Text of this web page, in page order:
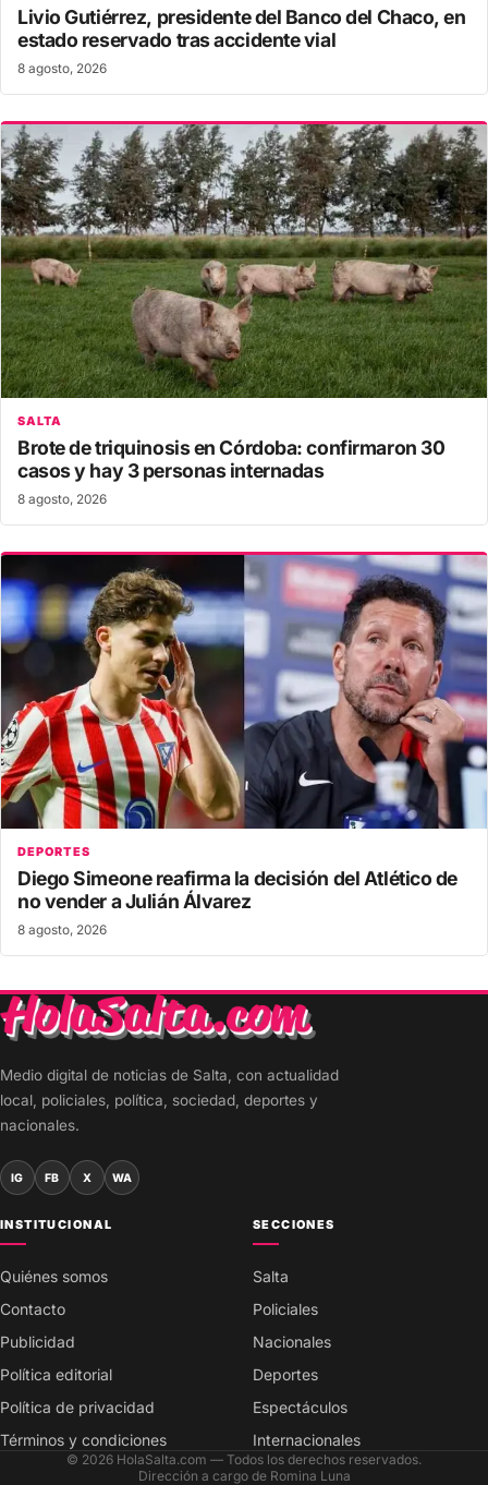
Livio Gutiérrez, presidente del Banco del Chaco, en
estado reservado tras accidente vial
8 agosto, 2026
SALTA
Brote de triquinosis en Córdoba: confirmaron 30
casos y hay 3 personas internadas
8 agosto, 2026
DEPORTES
Diego Simeone reafirma la decisión del Atlético de
no vender a Julián Álvarez
8 agosto, 2026
Medio digital de noticias de Salta, con actualidad
local, policiales, política, sociedad, deportes y
nacionales.
IG FB X WA
INSTITUCIONAL
Quiénes somos
Contacto
Publicidad
Política editorial
Política de privacidad
Términos y condiciones
SECCIONES
Salta
Policiales
Nacionales
Deportes
Espectáculos
Internacionales
© 2026 HolaSalta.com — Todos los derechos reservados.
Dirección a cargo de Romina Luna